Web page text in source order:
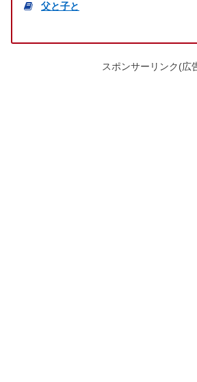
父と子と
スポンサーリンク(広